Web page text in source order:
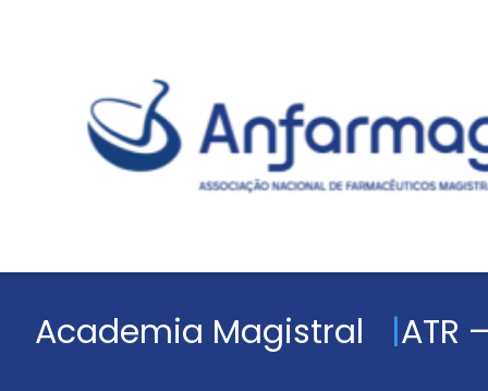
Academia Magistral ATR